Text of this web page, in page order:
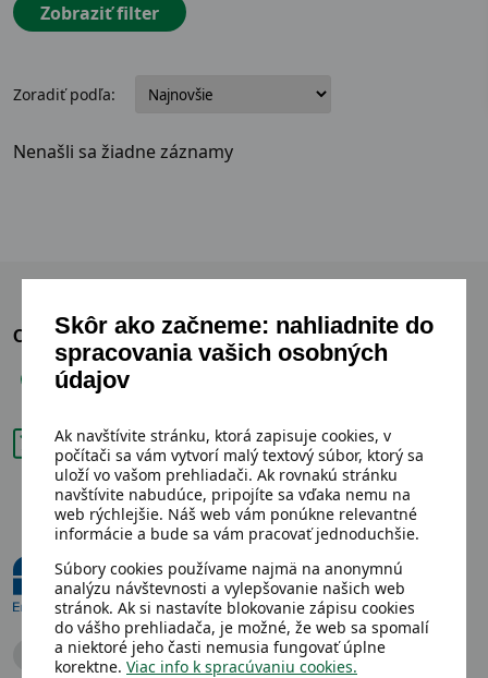
Zobraziť filter
Zoradiť podľa:
Nenašli sa žiadne záznamy
OZVITE SA NÁM
+421 904 865 914
back2life@fcc-group.sk
Dávame veciam druhú šancu
Skôr ako začneme: nahliadnite do
spracovania vašich osobných
údajov
Ak navštívite stránku, ktorá zapisuje cookies, v
počítači sa vám vytvorí malý textový súbor, ktorý sa
uloží vo vašom prehliadači. Ak rovnakú stránku
navštívite nabudúce, pripojíte sa vďaka nemu na
web rýchlejšie. Náš web vám ponúkne relevantné
informácie a bude sa vám pracovať jednoduchšie.
Súbory cookies používame najmä na anonymnú
analýzu návštevnosti a vylepšovanie našich web
stránok. Ak si nastavíte blokovanie zápisu cookies
do vášho prehliadača, je možné, že web sa spomalí
a niektoré jeho časti nemusia fungovať úplne
korektne. Viac info k spracúvaniu cookies.